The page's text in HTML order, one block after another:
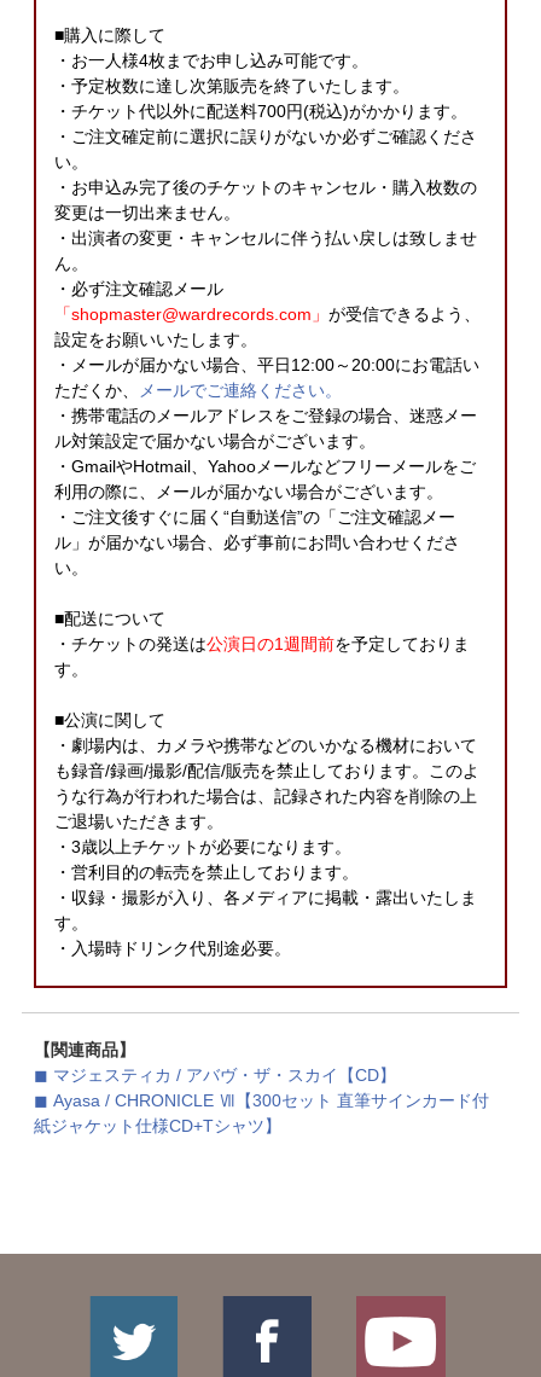
■購入に際して
・お一人様4枚までお申し込み可能です。
・予定枚数に達し次第販売を終了いたします。
・チケット代以外に配送料700円(税込)がかかります。
・ご注文確定前に選択に誤りがないか必ずご確認くださ
い。
・お申込み完了後のチケットのキャンセル・購入枚数の
変更は一切出来ません。
・出演者の変更・キャンセルに伴う払い戻しは致しませ
ん。
・必ず注文確認メール
「shopmaster@wardrecords.com」 が受信できるよう、
設定をお願いいたします。
・メールが届かない場合、平日12:00～20:00にお電話い
ただくか、
メールでご連絡ください。
・携帯電話のメールアドレスをご登録の場合、迷惑メー
ル対策設定で届かない場合がございます。
・GmailやHotmail、Yahooメールなどフリーメールをご
利用の際に、メールが届かない場合がございます。
・ご注文後すぐに届く“自動送信”の「ご注文確認メー
ル」が届かない場合、必ず事前にお問い合わせくださ
い。
■配送について
・チケットの発送は公演日の1週間前を予定しておりま
す。
■公演に関して
・劇場内は、カメラや携帯などのいかなる機材において
も録音/録画/撮影/配信/販売を禁止しております。このよ
うな行為が行われた場合は、記録された内容を削除の上
ご退場いただきます。
・3歳以上チケットが必要になります。
・営利目的の転売を禁止しております。
・収録・撮影が入り、各メディアに掲載・露出いたしま
す。
・入場時ドリンク代別途必要。
【関連商品】
◼ マジェスティカ / アバヴ・ザ・スカイ【CD】
◼ Ayasa / CHRONICLE Ⅶ【300セット 直筆サインカード付
紙ジャケット仕様CD+Tシャツ】